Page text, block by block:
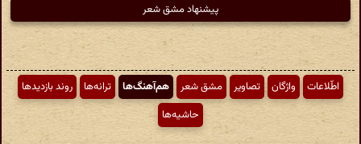
پیشنهاد مشق شعر
اطّلاعات واژگان تصاویر مشق شعر هم‌آهنگ‌ها ترانه‌ها
روند بازدیدها
حاشیه‌ها